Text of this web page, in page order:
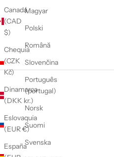
Canadá
(CAD
$)
Chequia
(CZK
Kč)
Dinamarca
(DKK kr.)
Eslovaquia
(EUR €)
España
Magyar
Polski
Română
Slovenčina
Português
(portugal)
Norsk
Suomi
Svenska